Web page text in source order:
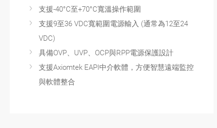
支援-40°C至+70°C寬溫操作範圍
支援9至36 VDC寬範圍電源輸入 (通常為12至24
VDC)
具備OVP、UVP、OCP與RPP電源保護設計
支援Axiomtek EAPI中介軟體，方便智慧遠端監控
與軟體整合